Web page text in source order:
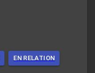
EN RELATION